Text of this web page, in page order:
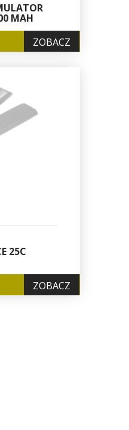
MAH
ZOBACZ
25C
ZOBACZ